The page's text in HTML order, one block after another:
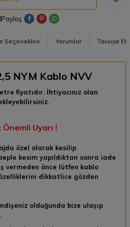
Paylaş
Seçenekleri Yorumlar Tavsiye Et
NYM Kablo NVV
fiyatıdır. İhtiyacınız olan
Uyarı !
özel olarak kesilip
kesim yapıldıktan sonra iade
vermeden önce lütfen kablo
dikkatlice gözden
olduğunda bize ulaşıp